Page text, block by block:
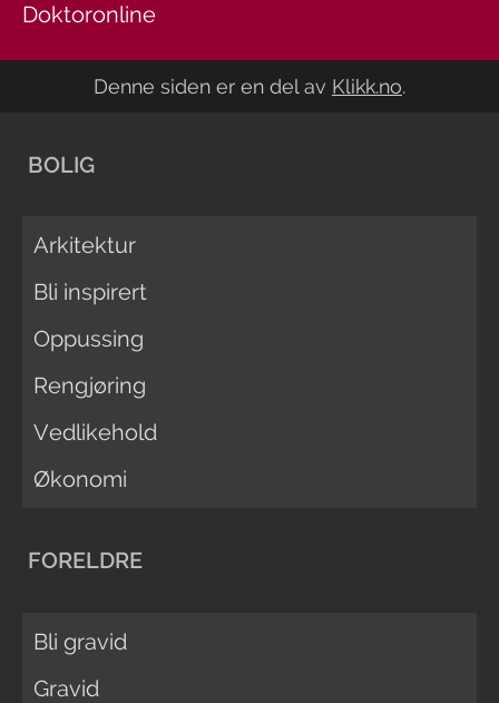
Doktoronline
Denne siden er en del av Klikk.no.
BOLIG
Arkitektur
Bli inspirert
Oppussing
Rengjøring
Vedlikehold
Økonomi
FORELDRE
Bli gravid
Gravid